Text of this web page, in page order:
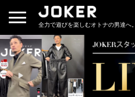
全力で遊びを楽しむオトナの男達へ。